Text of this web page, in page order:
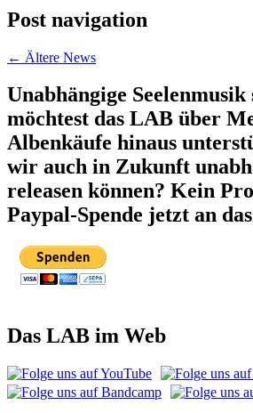
Post navigation
← Ältere News
Unabhängige Seelenmusik
möchtest das LAB über
Albenkäufe hinaus
wir auch in Zukunft
releasen können? Kein
Paypal-Spende jetzt an
Das LAB im Web